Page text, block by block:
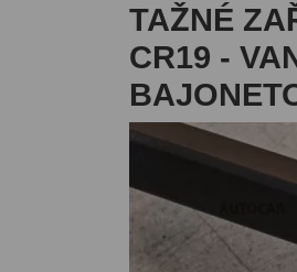
TAŽNÉ
CR19 -